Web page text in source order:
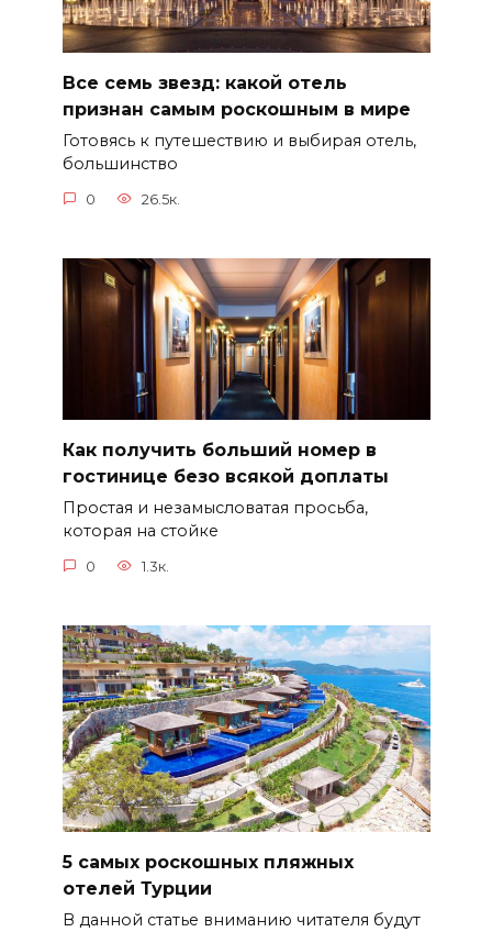
Все семь звезд: какой отель
признан самым роскошным в мире
Готовясь к путешествию и выбирая отель,
большинство
0 26.5к.
Как получить больший номер в
гостинице безо всякой доплаты
Простая и незамысловатая просьба,
которая на стойке
0 1.3к.
5 самых роскошных пляжных
отелей Турции
В данной статье вниманию читателя будут